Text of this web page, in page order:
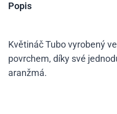
Popis
Květináč Tubovyrobený
povrchem, díky své
aranžmá.